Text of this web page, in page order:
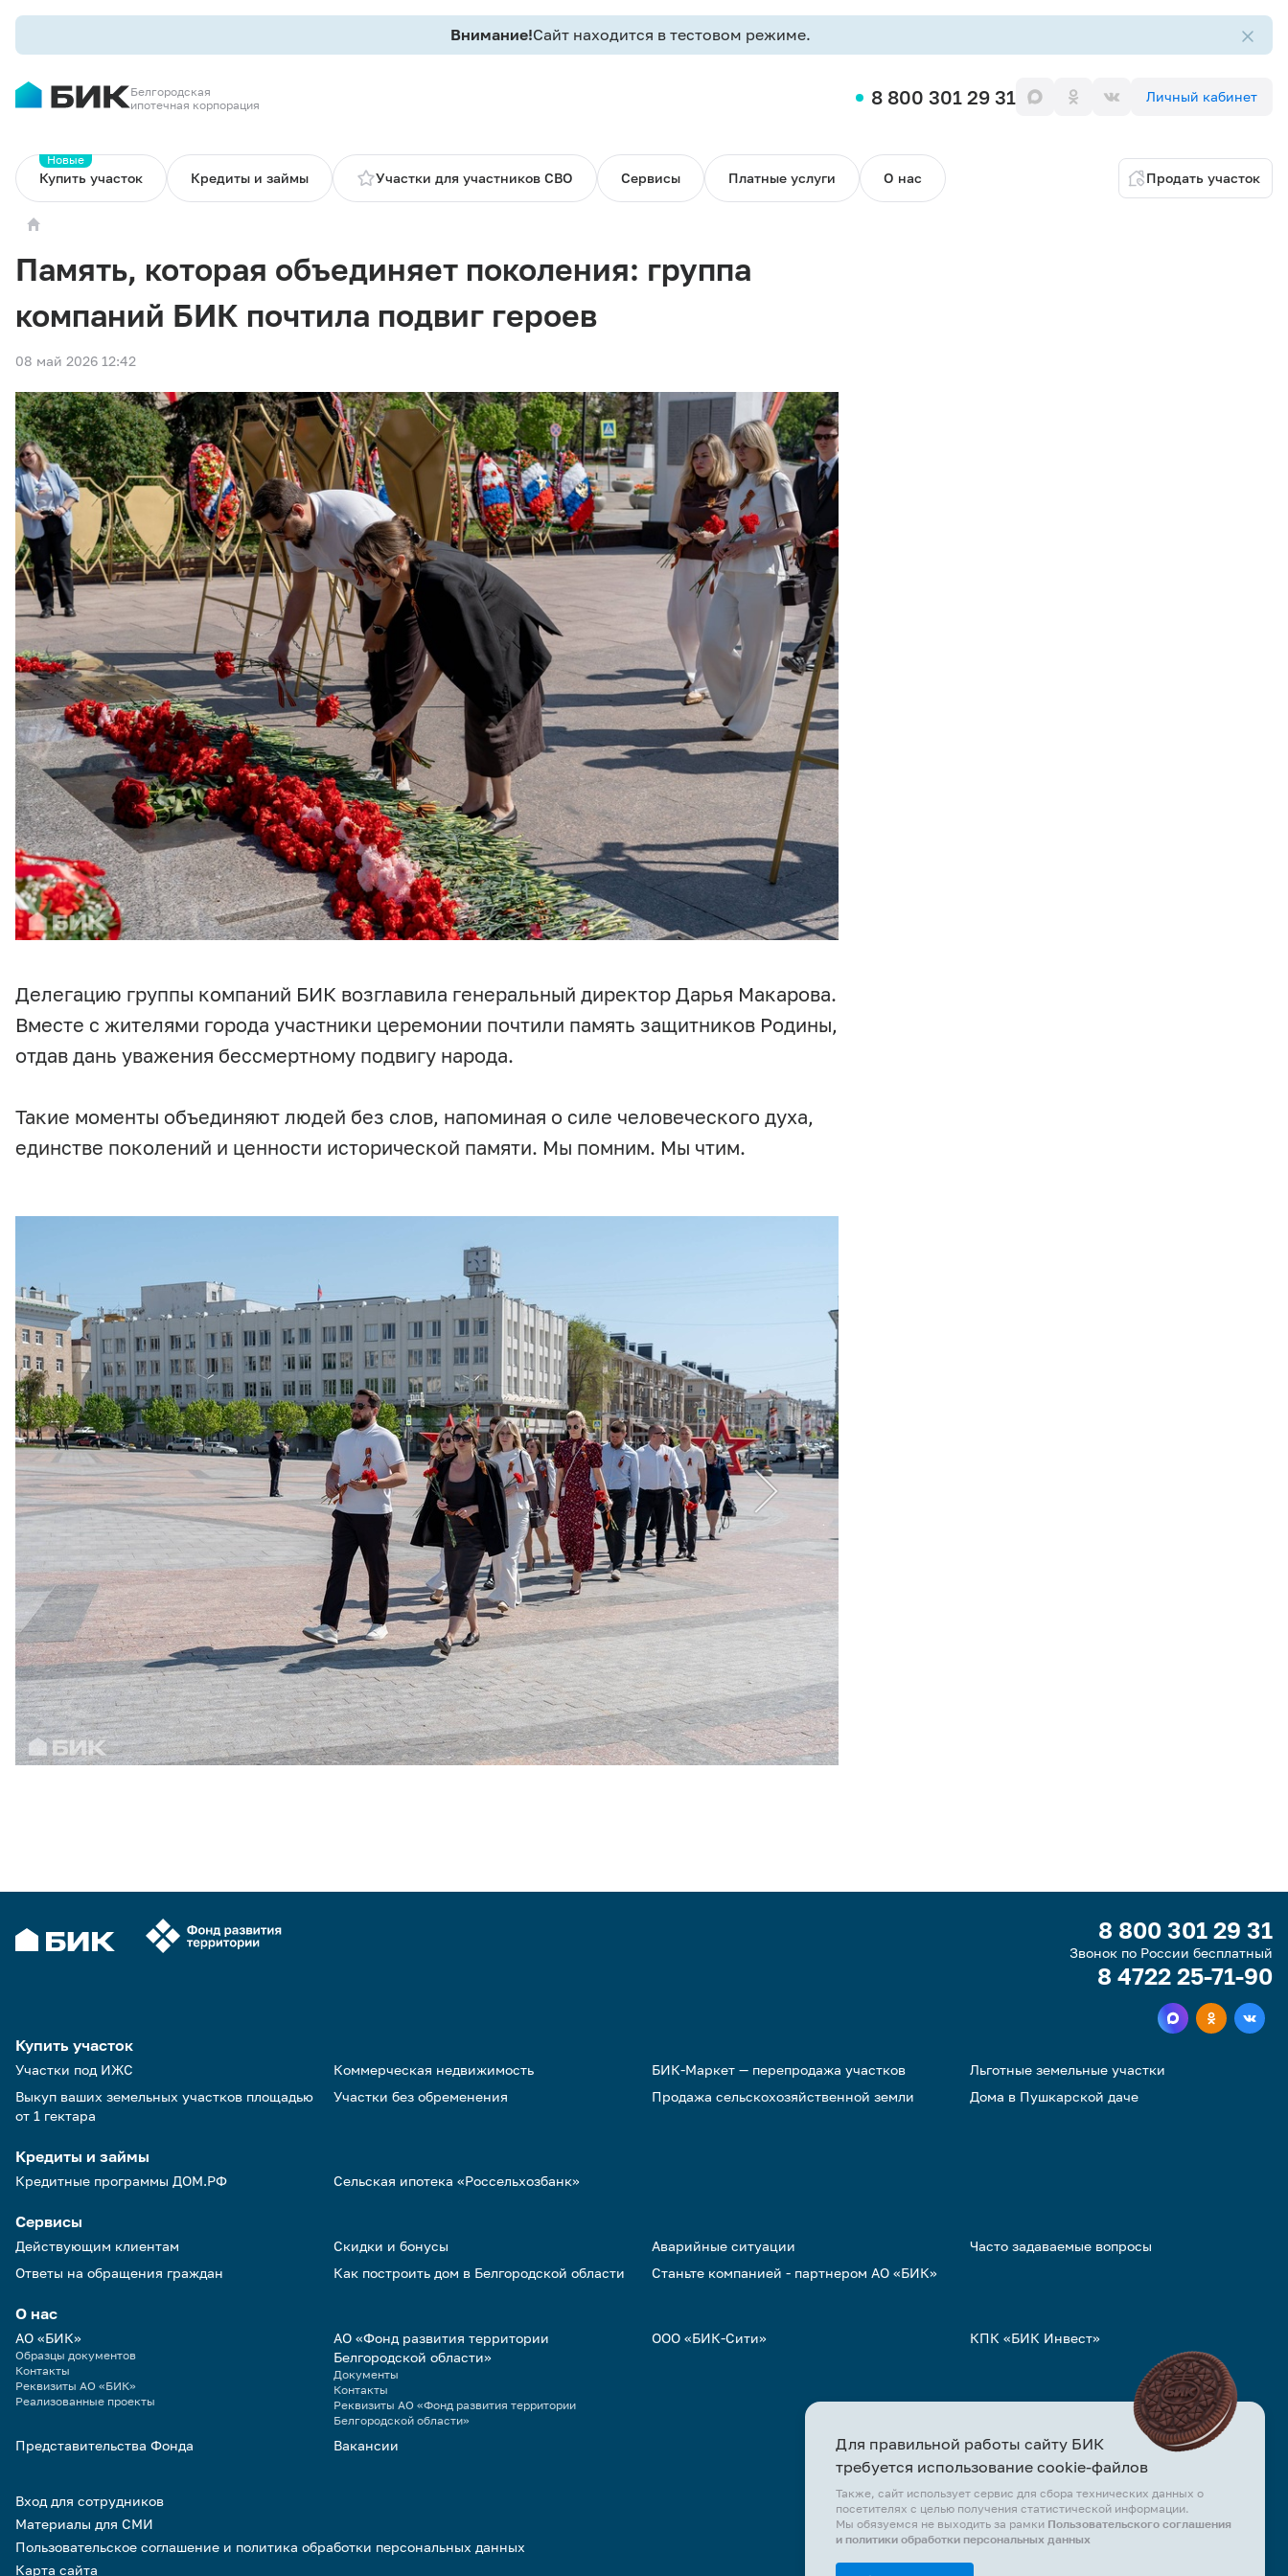
Внимание!Сайт находится в тестовом режиме.
Белгородская
ипотечная корпорация
8 800 301 29 31 Личный кабинет
Купить участок
Новые
Кредиты и займы Участки для участников СВО Сервисы Платные услуги О нас Продать участок
Память, которая объединяет поколения: группа
компаний БИК почтила подвиг героев
08 май 2026 12:42
Делегацию группы компаний БИК возглавила генеральный директор Дарья Макарова.
Вместе с жителями города участники церемонии почтили память защитников Родины,
отдав дань уважения бессмертному подвигу народа.
Такие моменты объединяют людей без слов, напоминая о силе человеческого духа,
единстве поколений и ценности исторической памяти. Мы помним. Мы чтим.
8 800 301 29 31
Звонок по России бесплатный
8 4722 25-71-90
Купить участок
Участки под ИЖС Коммерческая недвижимость БИК-Маркет — перепродажа участков
Льготные земельные участки
Выкуп ваших земельных участков площадью
от 1 гектара
Участки без обременения Продажа сельскохозяйственной земли Дома в Пушкарской даче
Кредиты и займы
Кредитные программы ДОМ.РФ Сельская ипотека «Россельхозбанк»
Сервисы
Действующим клиентам Скидки и бонусы Аварийные ситуации
Часто задаваемые вопросы
Ответы на обращения граждан
Как построить дом в Белгородской области Станьте компанией - партнером АО «БИК»
О нас
АО «БИК»
Образцы документов
Контакты
Реквизиты АО «БИК»
Реализованные проекты
АО «Фонд развития территории
Белгородской области»
Документы
Контакты
Реквизиты АО «Фонд развития территории
Белгородской области»
ООО «БИК-Сити» КПК «БИК Инвест»
Представительства Фонда Вакансии
Вход для сотрудников
Материалы для СМИ
Пользовательское соглашение и политика обработки персональных данных
Карта сайта
Для правильной работы сайту БИК
требуется использование cookie-файлов
Также, сайт использует сервис для сбора технических данных о
посетителях с целью получения статистической информации.
Мы обязуемся не выходить за рамки Пользовательского соглашения
и политики обработки персональных данных